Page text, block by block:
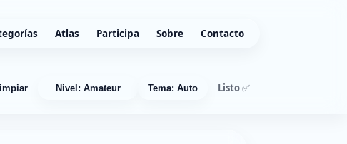
Atlas Participa Sobre Contacto
Nivel: Amateur Tema: Auto Listo ✅